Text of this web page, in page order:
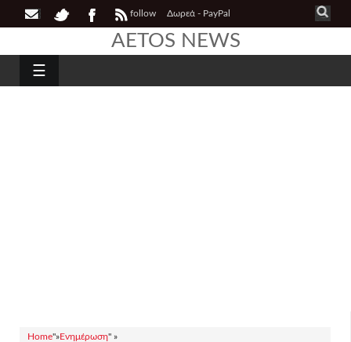
follow Δωρεά - PayPal
AETOS NEWS
☰
Home"»Ενημέρωση" »